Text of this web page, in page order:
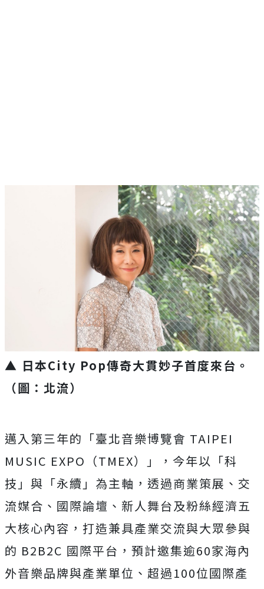
▲ 日本City Pop傳奇大貫妙子首度來台。
（圖：北流）
邁入第三年的「臺北音樂博覽會 TAIPEI
MUSIC EXPO（TMEX）」，今年以「科
技」與「永續」為主軸，透過商業策展、交
流媒合、國際論壇、新人舞台及粉絲經濟五
大核心內容，打造兼具產業交流與大眾參與
的 B2B2C 國際平台，預計邀集逾60家海內
外音樂品牌與產業單位、超過100位國際產